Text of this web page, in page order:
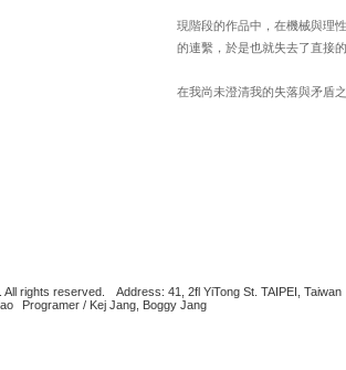
現階段的作品中，在機械與理
的連繫，於是也就失去了直接
在我尚未澄清我的失落與矛盾
rights reserved.
Address: 41, 2fl YiTong St. TAIPEI, Taiwan
Programer / Kej Jang, Boggy Jang